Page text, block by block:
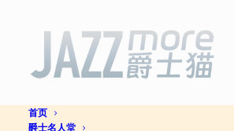
首页
爵士名人堂